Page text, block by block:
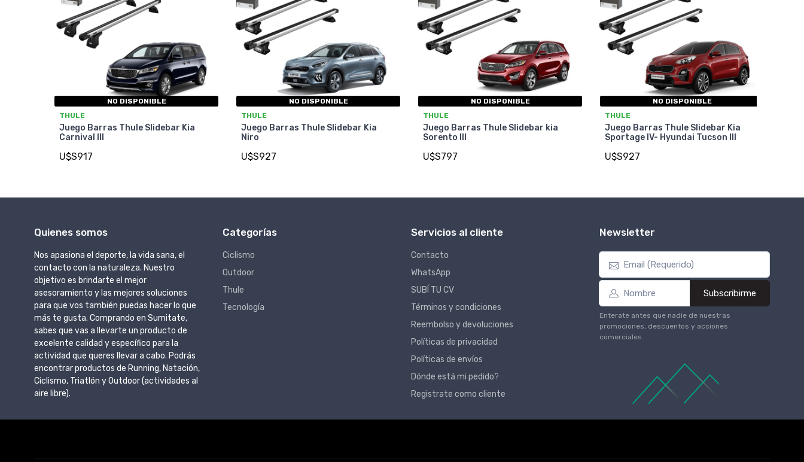
NO DISPONIBLE
THULE
Juego Barras Thule Slidebar Kia
Carnival III
U$S917
NO DISPONIBLE
THULE
Juego Barras Thule Slidebar Kia
Niro
U$S927
NO DISPONIBLE
THULE
Juego Barras Thule Slidebar kia
Sorento III
U$S797
NO DISPONIBLE
THULE
Juego Barras Thule Slidebar Kia
Sportage IV- Hyundai Tucson III
U$S927
Quienes somos
Nos apasiona el deporte, la vida sana, el
contacto con la naturaleza. Nuestro
objetivo es brindarte el mejor
asesoramiento y las mejores soluciones
para que vos también puedas hacer lo que
más te gusta. Comprando en Sumitate,
sabes que vas a llevarte un producto de
excelente calidad y específico para la
actividad que queres llevar a cabo. Podrás
encontrar productos de Running, Natación,
Ciclismo, Triatlón y Outdoor (actividades al
aire libre).
Categorías
Ciclismo
Outdoor
Thule
Tecnología
Servicios al cliente
Contacto
WhatsApp
SUBÍ TU CV
Términos y condiciones
Reembolso y devoluciones
Políticas de privacidad
Políticas de envíos
Dónde está mi pedido?
Registrate como cliente
Newsletter
Subscribirme
Enterate antes que nadie de nuestras
promociones, descuentos y acciones
comerciales.